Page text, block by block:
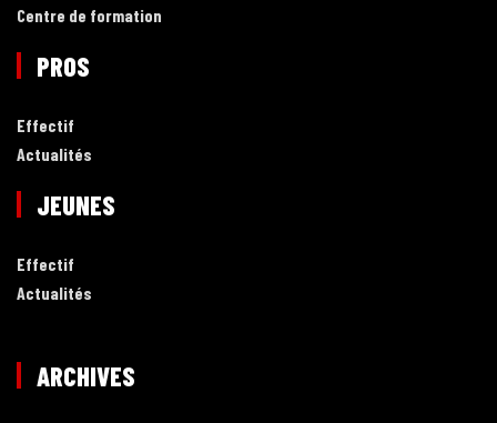
Centre de formation
PROS
Effectif
Actualités
JEUNES
Effectif
Actualités
ARCHIVES